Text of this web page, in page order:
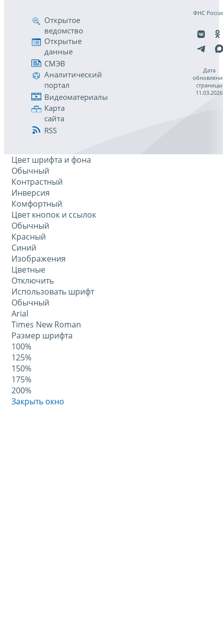
Открытое
ведомство
Открытые
данные
СМЭВ
Аналитический
портал
Видеоматериалы
Карта
сайта
RSS
ФНС
Дата
страницы
11.03.2026
Цвет шрифта и фона
Обычный
Контрастный
Инверсия
Комфортный
Цвет кнопок и ссылок
Обычный
Красный
Синий
Изображения
Цветные
Отключить
Использовать шрифт
Обычный
Arial
Times New Roman
Размер шрифта
100%
125%
150%
175%
200%
Закрыть окно